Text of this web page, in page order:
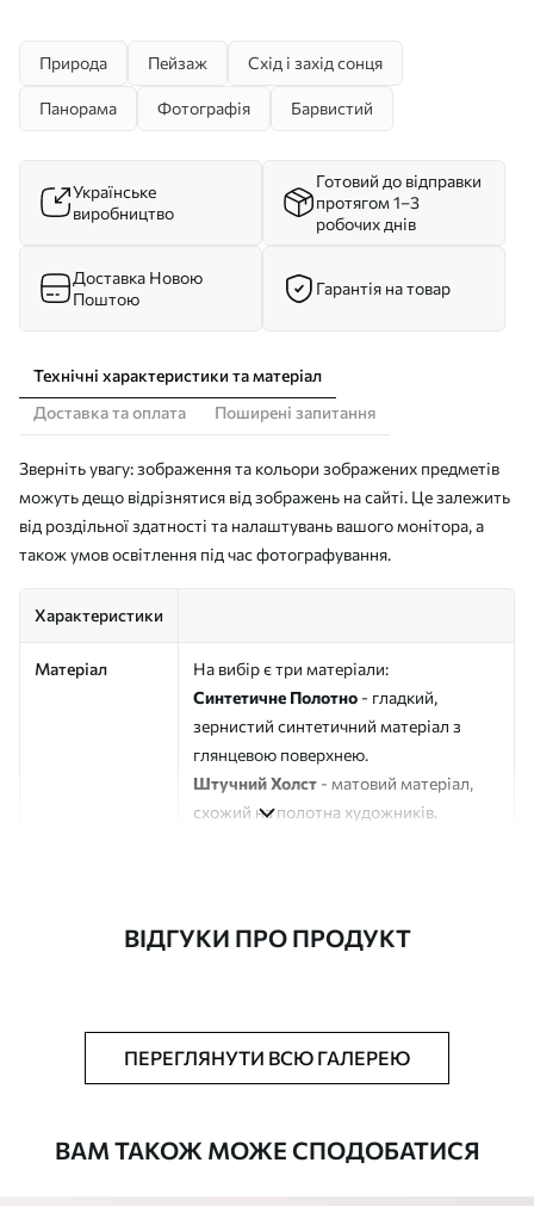
Природа Пейзаж Схід і захід сонця
Панорама Фотографія Барвистий
Українське
виробництво
Готовий до відправки
протягом 1–3
робочих днів
Доставка Новою
Поштою
Гарантія на товар
Технічні характеристики та матеріал
Доставка та оплата
Поширені запитання
Зверніть увагу: зображення та кольори зображених предметів
можуть дещо відрізнятися від зображень на сайті. Це залежить
від роздільної здатності та налаштувань вашого монітора, а
також умов освітлення під час фотографування.
Характеристики
Матеріал
На вибір є три матеріали:
Синтетичне Полотно - гладкий,
зернистий синтетичний матеріал з
глянцевою поверхнею.
Штучний Холст - матовий матеріал,
схожий на полотна художників.
Додатково Можна додати лакове покриття.
ВІДГУКИ ПРО ПРОДУКТ
ПЕРЕГЛЯНУТИ ВСЮ ГАЛЕРЕЮ
ВАМ ТАКОЖ МОЖЕ СПОДОБАТИСЯ